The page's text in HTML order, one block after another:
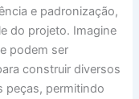
e padronização,
do projeto. Imagine
podem ser
construir diversos
peças, permitindo